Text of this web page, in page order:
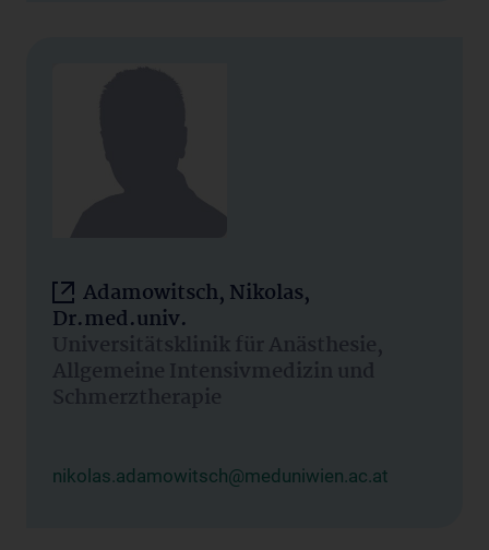
Adamowitsch, Nikolas,
Dr.med.univ.
Universitätsklinik für Anästhesie,
Allgemeine Intensivmedizin und
Schmerztherapie
nikolas.adamowitsch@meduniwien.ac.at